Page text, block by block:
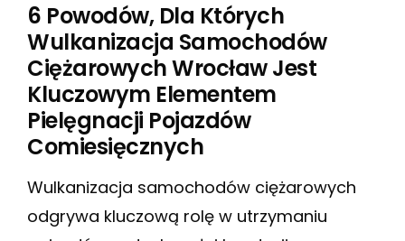
6 Powodów, Dla Których
Wulkanizacja Samochodów
Ciężarowych Wrocław Jest
Kluczowym Elementem
Pielęgnacji Pojazdów
Comiesięcznych
Wulkanizacja samochodów ciężarowych
odgrywa kluczową rolę w utrzymaniu